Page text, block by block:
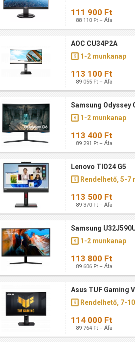
111 900 Ft
88 110 Ft + Áfa
AOC CU34P2A
1-2 munkanap
113 100 Ft
89 055 Ft + Áfa
Samsung Odyssey
1-2 munkanap
113 400 Ft
89 291 Ft + Áfa
Lenovo TIO24 G5
Rendelhető, 5-7
113 500 Ft
89 370 Ft + Áfa
Samsung
1-2 munkanap
113 800 Ft
89 606 Ft + Áfa
Asus TUF Gaming
Rendelhető, 7-
114 000 Ft
89 764 Ft + Áfa